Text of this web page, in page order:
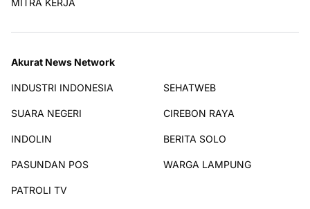
MITRA KERJA
Akurat News Network
INDUSTRI INDONESIA SEHATWEB
SUARA NEGERI CIREBON RAYA
INDOLIN BERITA SOLO
PASUNDAN POS WARGA LAMPUNG
PATROLI TV